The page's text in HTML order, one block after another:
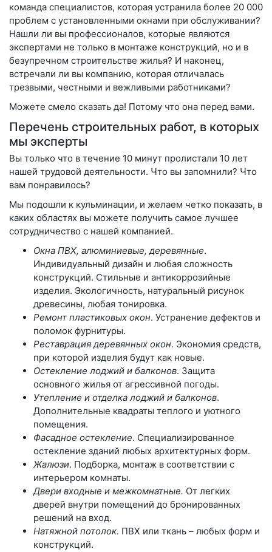
команда специалистов, которая устранила более 20 000
проблем с установленными окнами при обслуживании?
Нашли ли вы профессионалов, которые являются
экспертами не только в монтаже конструкций, но и в
безупречном строительстве жилья? И наконец,
встречали ли вы компанию, которая отличалась
трезвыми, честными и вежливыми работниками?
Можете смело сказать да! Потому что она перед вами.
Перечень строительных работ, в которых
мы эксперты
Вы только что в течение 10 минут пролистали 10 лет
нашей трудовой деятельности. Что вы запомнили? Что
вам понравилось?
Мы подошли к кульминации, и желаем четко показать, в
каких областях вы можете получить самое лучшее
сотрудничество с нашей компанией.
Окна ПВХ, алюминиевые, деревянные.
Индивидуальный дизайн и любая сложность
конструкций. Стильные и антикоррозийные
изделия. Экологичность, натуральный рисунок
древесины, любая тонировка.
Ремонт пластиковых окон. Устранение дефектов и
поломок фурнитуры.
Реставрация деревянных окон. Экономия средств,
при которой изделия будут как новые.
Остекление лоджий и балконов. Защита
основного жилья от агрессивной погоды.
Утепление и отделка лоджий и балконов.
Дополнительные квадраты теплого и уютного
помещения.
Фасадное остекление. Специализированное
остекление зданий любых архитектурных форм.
Жалюзи. Подборка, монтаж в соответствии с
интерьером комнаты.
Двери входные и межкомнатные. От легких
дверей внутри помещений до бронированных
решений на вход.
Натяжной потолок. ПВХ или ткань – любых форм и
конструкций.